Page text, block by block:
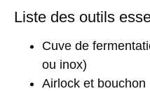
Liste des outils
Cuve de
ou inox)
Airlock et bouchon